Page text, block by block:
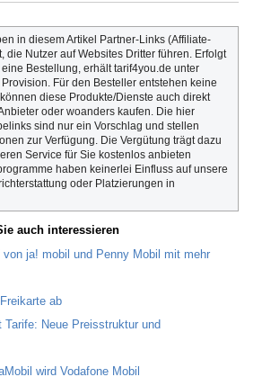
in diesem Artikel Partner-Links (Affiliate-
die Nutzer auf Websites Dritter führen. Erfolgt
Bestellung, erhält tarif4you.de unter
Für den Besteller entstehen keine
diese Produkte/Dienste auch direkt
oder woanders kaufen. Die hier
sind nur ein Vorschlag und stellen
zur Verfügung. Die Vergütung trägt dazu
Service für Sie kostenlos anbieten
haben keinerlei Einfluss auf unsere
oder Platzierungen in
auch interessieren
von ja! mobil und Penny Mobil mit mehr
ab
Neue Preisstruktur und
wird Vodafone Mobil